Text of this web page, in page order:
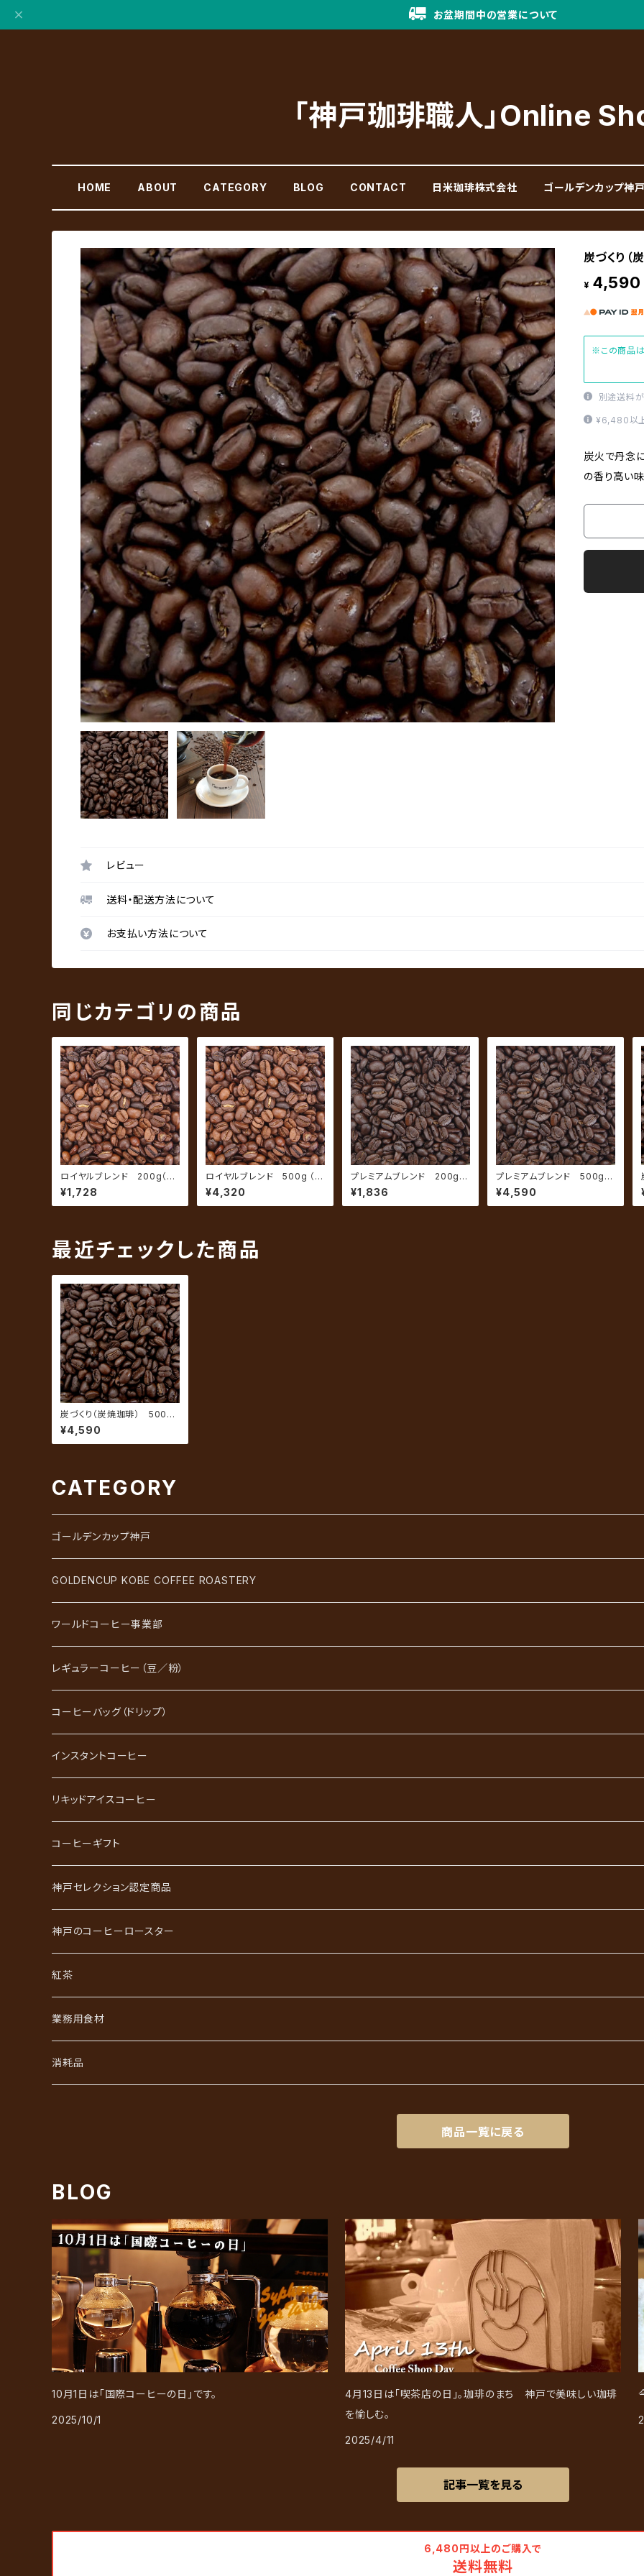
お盆期間中の営業について
「神戸珈琲職人」Online
HOME ABOUT CATEGORY BLOG CONTACT 日米珈琲株式会社 ゴールデンカップ神
炭づくり
¥ 4,590
※この商品は
別途送料が
¥6,480以
炭火で丹念
の香り高い味
レビュー
送料・配送方法について
お支払い方法について
同じカテゴリの商品
ロイヤルブレンド 200g（約
20杯分）
¥1,728
ロイヤルブレンド 500g （約
50杯分）
¥4,320
プレミアムブレンド 200g
（約20杯分）
¥1,836
プレミアムブレンド 500g
（約50杯分）
¥4,590
最近チェックした商品
炭づくり（炭焼珈琲） 500g
（約50杯分）
¥4,590
CATEGORY
ゴールデンカップ神戸
GOLDENCUP KOBE COFFEE ROASTERY
ワールドコーヒー事業部
レギュラーコーヒー（豆／粉）
ブレンドコーヒー
ストレートコーヒー
スペシャルティコーヒー
ごーるど四季限定珈琲
かれんだー珈琲
神戸珈琲散策
ジュエリーコーヒーシリーズ
あなただけのブレンド
初回限定お試しセット
コーヒーバッグ（ドリップ）
インスタントコーヒー
リキッドアイスコーヒー
コーヒーギフト
神戸珈琲職人ギフト
神戸珈琲散策ギフト
ワールドコーヒーギフト
コーヒーバッグ（ドリップ）ギフト
インスタントコーヒーギフト
神戸セレクション認定商品
神戸のコーヒーロースター
紅茶
業務用食材
フレッシュ・シュガー・ガムシロ
消耗品
商品一覧に戻る
BLOG
10月1日は「国際コーヒーの日」です。
2025/10/1
4月13日は「喫茶店の日」。珈琲のまち 神戸で美味しい珈琲
を愉しむ。
2025/4/11
記事一覧を見る
6,480円以上のご購入で
送料無料